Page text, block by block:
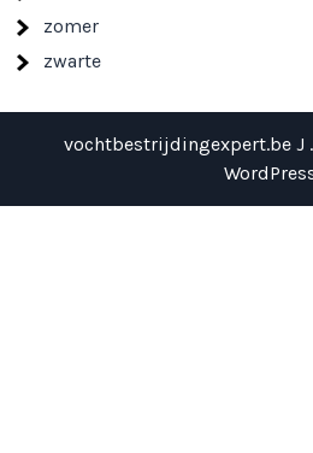
zomer
zwarte
vochtbestrijdingexpert.be J